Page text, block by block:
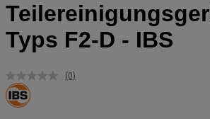
Typs F2-D - IBS
Kein
(0)